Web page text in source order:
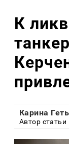
К
Карина
Автор статьи